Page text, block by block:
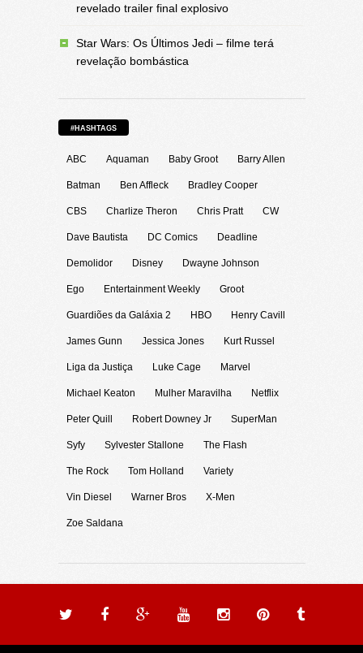
revelado trailer final explosivo
Star Wars: Os Últimos Jedi – filme terá
revelação bombástica
#HASHTAGS
ABC Aquaman Baby Groot Barry Allen
Batman Ben Affleck Bradley Cooper
CBS Charlize Theron Chris Pratt CW
Dave Bautista DC Comics Deadline
Demolidor Disney Dwayne Johnson
Ego Entertainment Weekly Groot
Guardiões da Galáxia 2 HBO Henry Cavill
James Gunn Jessica Jones Kurt Russel
Liga da Justiça Luke Cage Marvel
Michael Keaton Mulher Maravilha Netflix
Peter Quill Robert Downey Jr SuperMan
Syfy Sylvester Stallone The Flash
The Rock Tom Holland Variety
Vin Diesel Warner Bros X-Men
Zoe Saldana